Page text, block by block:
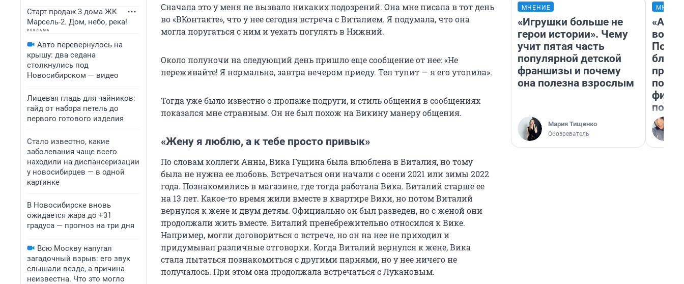
Старт продаж 3 дома ЖК
Марсель-2. Дом, небо, река!
Авто перевернулось на
крышу: два седана
столкнулись под
Новосибирском — видео
Лицевая гладь для чайников:
гайд от набора петель до
первого готового изделия
Стало известно, какие
заболевания чаще всего
находили на диспансеризации
у новосибирцев — в одной
картинке
В Новосибирске вновь
ожидается жара до +31
градуса — прогноз на три дня
Всю Москву напугал
загадочный взрыв: его звук
слышали везде, а причина
неизвестна. Что это могло
Сначала это у меня не вызвало никаких подозрений. Она мне писала в тот день
во «ВКонтакте», что у нее сегодня встреча с Виталием. Я подумала, что она
могла поругаться с ним и уехать погулять в Нижний.
Около полуночи на следующий день пришло еще сообщение от нее: «Не
переживайте! Я нормально, завтра вечером приеду. Тел тупит — я его утопила».
Тогда уже было известно о пропаже подруги, и стиль общения в сообщениях
показался мне странным. Он не был похож на Викину манеру общения.
«Жену я люблю, а к тебе просто привык»
По словам коллеги Анны, Вика Гущина была влюблена в Виталия, но тому
была не нужна ее любовь. Встречаться они начали с осени 2021 или зимы 2022
года. Познакомились в магазине, где тогда работала Вика. Виталий старше ее
на 13 лет. Какое-то время жили вместе в квартире Вики, но потом Виталий
вернулся к жене и двум детям. Официально он был разведен, но с женой они
продолжали жить вместе. Виталий пренебрежительно относился к Вике.
Например, могли договориться о встрече, но он на нее не приходил и
придумывал различные отговорки. Когда Виталий вернулся к жене, Вика
стала пытаться познакомиться с другими парнями, но у нее ничего не
получалось. При этом она продолжала встречаться с Лукановым.
МНЕНИЕ
«Игрушки больше не
герои истории». Чему
учит пятая часть
популярной детской
франшизы и почему
она полезна взрослым
Мария Тищенко
Обозреватель
вот